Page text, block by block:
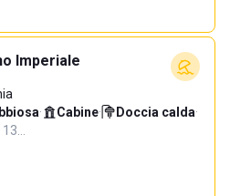
Imperiale
· Cabine· Doccia calda·